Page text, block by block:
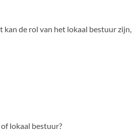
de rol van het lokaal bestuur zijn,
lokaal bestuur?